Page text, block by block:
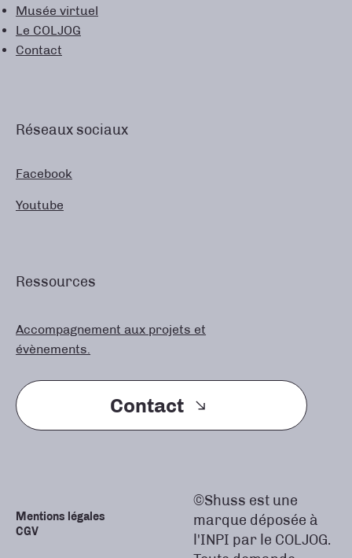
Musée virtuel
Le COLJOG
Contact
Réseaux sociaux
Facebook
Youtube
Ressources
Accompagnement aux projets et
évènements.
Contact
Mentions légales
CGV
©Shuss est une
marque déposée à
l'INPI par le COLJOG.